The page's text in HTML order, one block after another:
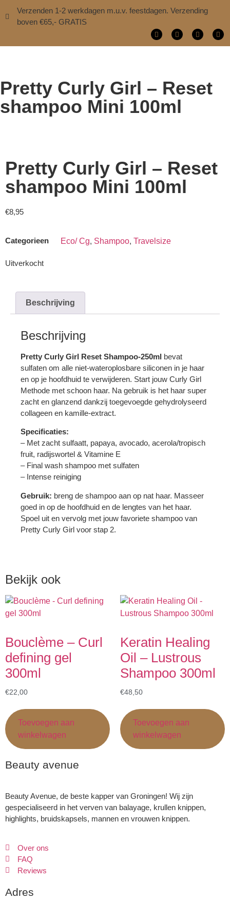
Verzenden 1-2 werkdagen m.u.v. feestdagen. Verzending
boven €65,- GRATIS
Pretty Curly Girl – Reset
shampoo Mini 100ml
Pretty Curly Girl – Reset
shampoo Mini 100ml
€8,95
Categorieen Eco/ Cg, Shampoo, Travelsize
Uitverkocht
Beschrijving
Beschrijving
Pretty Curly Girl Reset Shampoo-250ml bevat
sulfaten om alle niet-wateroplosbare siliconen in je haar
en op je hoofdhuid te verwijderen. Start jouw Curly Girl
Methode met schoon haar. Na gebruik is het haar super
zacht en glanzend dankzij toegevoegde gehydrolyseerd
collageen en kamille-extract.
Specificaties:
– Met zacht sulfaatt, papaya, avocado, acerola/tropisch
fruit, radijswortel & Vitamine E
– Final wash shampoo met sulfaten
– Intense reiniging
Gebruik: breng de shampoo aan op nat haar. Masseer
goed in op de hoofdhuid en de lengtes van het haar.
Spoel uit en vervolg met jouw favoriete shampoo van
Pretty Curly Girl voor stap 2.
Bekijk ook
Bouclème – Curl
defining gel
300ml
€22,00
Toevoegen aan
winkelwagen
Keratin Healing
Oil – Lustrous
Shampoo 300ml
€48,50
Toevoegen aan
winkelwagen
Beauty avenue
Beauty Avenue, de beste kapper van Groningen! Wij zijn
gespecialiseerd in het verven van balayage, krullen knippen,
highlights, bruidskapsels, mannen en vrouwen knippen.
Over ons
FAQ
Reviews
Adres